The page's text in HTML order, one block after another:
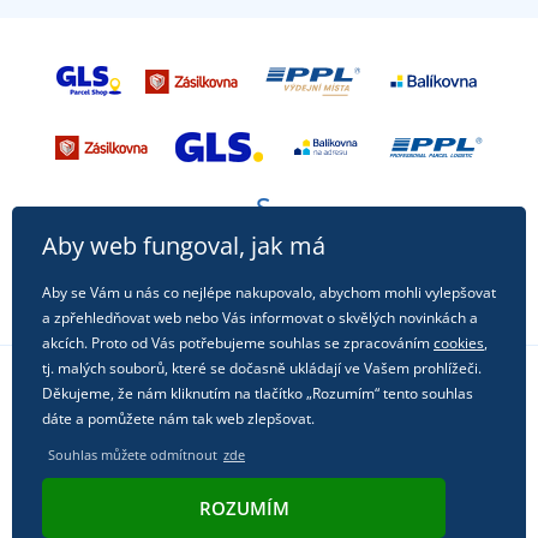
Sledujte nás na sociálních sítích
Aby web fungoval, jak má
Aby se Vám u nás co nejlépe nakupovalo, abychom mohli vylepšovat
a zpřehledňovat web nebo Vás informovat o skvělých novinkách a
akcích. Proto od Vás potřebujeme souhlas se zpracovánímcookies,
tj. malých souborů, které se dočasně ukládají ve Vašem prohlížeči.
Děkujeme, že nám kliknutím na tlačítko „Rozumím“ tento souhlas
dáte a pomůžete nám tak web zlepšovat.
Souhlas můžete odmítnout zde
ROZUMÍM